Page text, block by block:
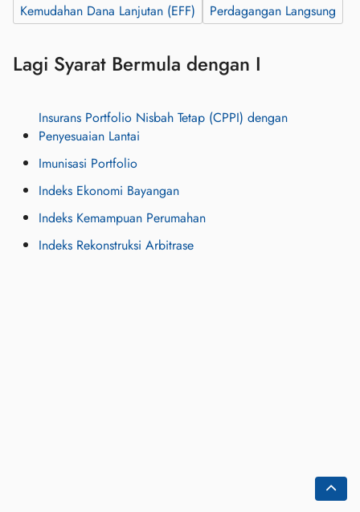
Kemudahan Dana Lanjutan (EFF)
Perdagangan Langsung
Lagi Syarat Bermula dengan I
Insurans Portfolio Nisbah Tetap (CPPI) dengan
Penyesuaian Lantai
Imunisasi Portfolio
Indeks Ekonomi Bayangan
Indeks Kemampuan Perumahan
Indeks Rekonstruksi Arbitrase